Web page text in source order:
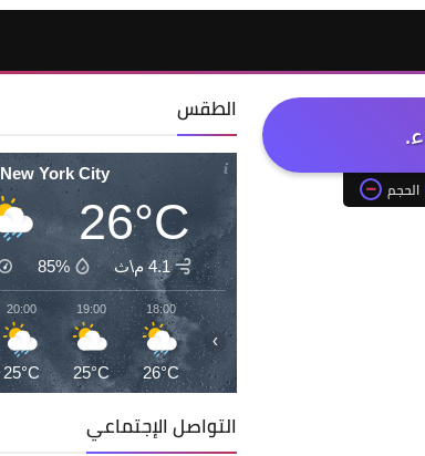
الحجم
الطقس
New York City
26°C
4.1 م\ث 85%
18:00
26°C
19:00
25°C
20:00
25°C
›
التواصل الإجتماعي